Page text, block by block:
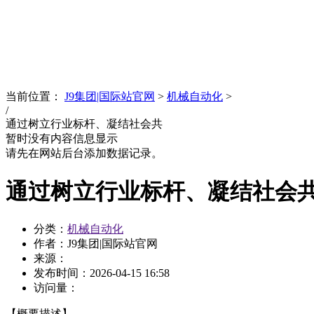
当前位置： J9集团|国际站官网 > 机械自动化 >
/
通过树立行业标杆、凝结社会共
暂时没有内容信息显示
请先在网站后台添加数据记录。
通过树立行业标杆、凝结社会
分类： 机械自动化
作者：J9集团|国际站官网
来源：
发布时间： 2026-04-15 16:58
访问量：